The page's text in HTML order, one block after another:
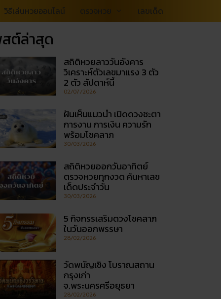
วิธีเล่นหวยออนไลน์ ตรวจหวย เลขเด็ด
ต์ล่าสุด
สถิติหวยลาววันอังคาร
วิเคราะห์ตัวเลขมาแรง 3 ตัว
2 ตัว สัปดาห์นี้
02/07/2026
ฝันเห็นแมวน้ำ เปิดดวงชะตา
การงาน การเงิน ความรัก
พร้อมโชคลาภ
30/03/2026
สถิติหวยออกวันอาทิตย์
ตรวจหวยทุกงวด ค้นหาเลข
เด็ดประจำวัน
30/03/2026
5 กิจกรรเสริมดวงโชคลาภ
ในวันออกพรรษา
28/02/2026
วัดพนัญเชิง โบราณสถาน
กรุงเก่า
จ.พระนครศรีอยุธยา
28/02/2026